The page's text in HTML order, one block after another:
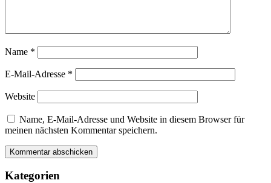
Name *
E-Mail-Adresse *
Website
Name, E-Mail-Adresse und Website in diesem Browser für
meinen nächsten Kommentar speichern.
Kategorien